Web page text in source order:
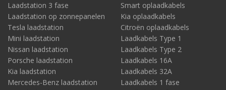
Laadstation 3 fase
Laadstation op zonnepanelen
Tesla laadstation
Mini laadstation
Nissan laadstation
Porsche laadstation
Kia laadstation
Mercedes-Benz laadstation
Smart oplaadkabels
Kia oplaadkabels
Citroën oplaadkabels
Laadkabels Type 1
Laadkabels Type 2
Laadkabels 16A
Laadkabels 32A
Laadkabels 1 fase